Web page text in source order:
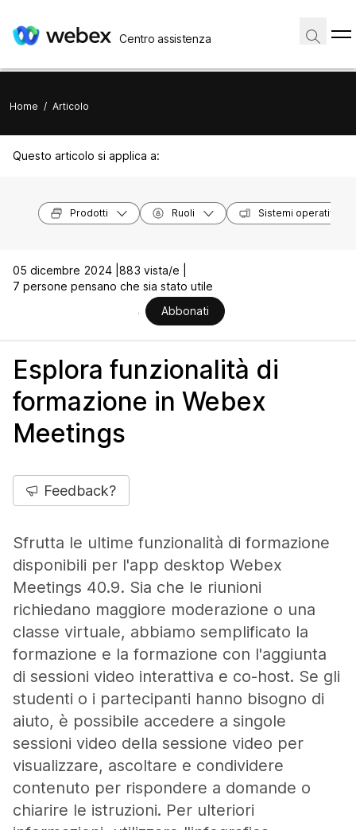
Centro assistenza
Home / Articolo
Questo articolo si applica a:
Prodotti Ruoli Sistemi operativi
05 dicembre 2024 | 883 vista/e |
7 persone pensano che sia stato utile
Abbonati
Esplora funzionalità di
formazione in Webex
Meetings
Feedback?
Sfrutta le ultime funzionalità di formazione
disponibili per l'app desktop Webex
Meetings 40.9. Sia che le riunioni
richiedano maggiore moderazione o una
classe virtuale, abbiamo semplificato la
formazione e la formazione con l'aggiunta
di sessioni video interattiva e co-host. Se gli
studenti o i partecipanti hanno bisogno di
aiuto, è possibile accedere a singole
sessioni video della sessione video per
visualizzare, ascoltare e condividere
contenuto per rispondere a domande o
chiarire le istruzioni. Per ulteriori